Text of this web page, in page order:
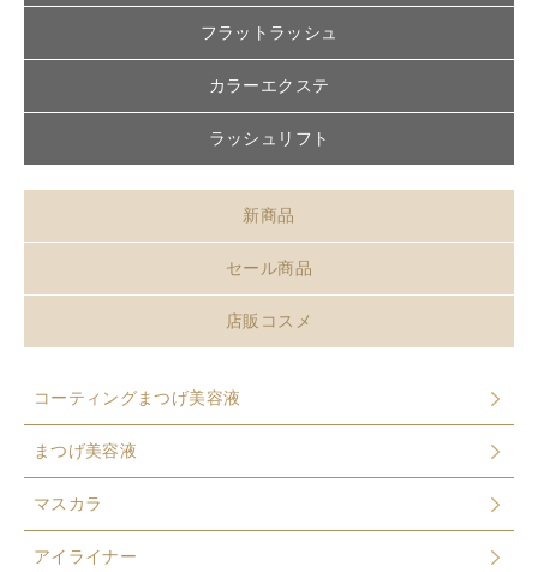
フラットラッシュ
カラーエクステ
ラッシュリフト
新商品
セール商品
店販コスメ
コーティングまつげ美容液
まつげ美容液
マスカラ
アイライナー